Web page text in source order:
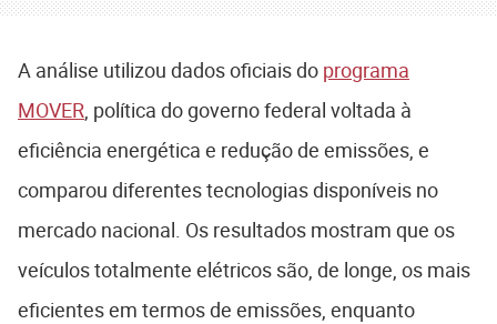
A análise utilizou dados oficiais do programa
MOVER , política do governo federal voltada à
eficiência energética e redução de emissões, e
comparou diferentes tecnologias disponíveis no
mercado nacional. Os resultados mostram que os
veículos totalmente elétricos são, de longe, os mais
eficientes em termos de emissões, enquanto